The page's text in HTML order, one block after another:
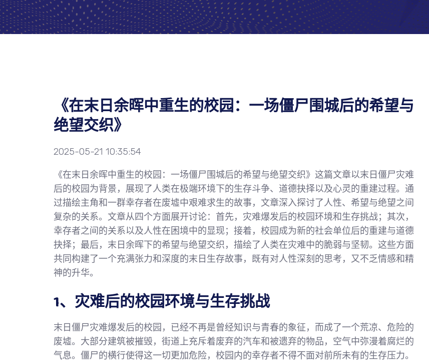
《在末日余晖中重生的校园：一场僵尸围城后的希望与
绝望交织》
2025-05-21 10:35:54
《在末日余晖中重生的校园：一场僵尸围城后的希望与绝望交织》这篇文章以末日僵尸灾难
后的校园为背景，展现了人类在极端环境下的生存斗争、道德抉择以及心灵的重建过程。通
过描绘主角和一群幸存者在废墟中艰难求生的故事，文章深入探讨了人性、希望与绝望之间
复杂的关系。文章从四个方面展开讨论：首先，灾难爆发后的校园环境和生存挑战；其次，
幸存者之间的关系以及人性在困境中的显现；接着，校园成为新的社会单位后的重建与道德
抉择；最后，末日余晖下的希望与绝望交织，描绘了人类在灾难中的脆弱与坚韧。这些方面
共同构建了一个充满张力和深度的末日生存故事，既有对人性深刻的思考，又不乏情感和精
神的升华。
1、灾难后的校园环境与生存挑战
末日僵尸灾难爆发后的校园，已经不再是曾经知识与青春的象征，而成了一个荒凉、危险的
废墟。大部分建筑被摧毁，街道上充斥着废弃的汽车和被遗弃的物品，空气中弥漫着腐烂的
气息。僵尸的横行使得这一切更加危险，校园内的幸存者不得不面对前所未有的生存压力。